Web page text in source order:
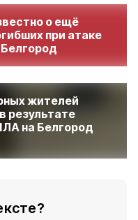
о ещё
при атаке
жителей
результате
на Белгород